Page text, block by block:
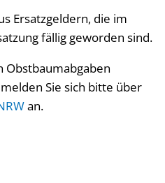
Ersatzgeldern, die im
fällig geworden sind.
Obstbaumabgaben
Sie sich bitte über
an.